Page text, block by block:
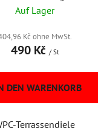
165×24×2200 mm
Auf Lager
Kč ohne MwSt.
490 Kč / St
DEN WARENKORB
Terrassendiele